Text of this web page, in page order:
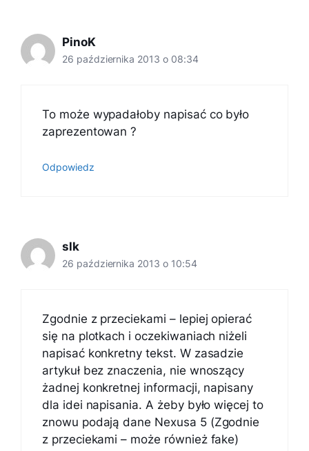
PinoK
26 października 2013 o 08:34
To może wypadałoby napisać co było
zaprezentowan ?
Odpowiedz
slk
26 października 2013 o 10:54
Zgodnie z przeciekami – lepiej opierać
się na plotkach i oczekiwaniach niżeli
napisać konkretny tekst. W zasadzie
artykuł bez znaczenia, nie wnoszący
żadnej konkretnej informacji, napisany
dla idei napisania. A żeby było więcej to
znowu podają dane Nexusa 5 (Zgodnie
z przeciekami – może również fake)